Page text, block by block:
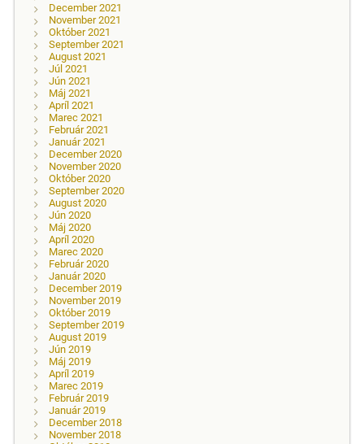
December 2021
November 2021
Október 2021
September 2021
August 2021
Júl 2021
Jún 2021
Máj 2021
Apríl 2021
Marec 2021
Február 2021
Január 2021
December 2020
November 2020
Október 2020
September 2020
August 2020
Jún 2020
Máj 2020
Apríl 2020
Marec 2020
Február 2020
Január 2020
December 2019
November 2019
Október 2019
September 2019
August 2019
Jún 2019
Máj 2019
Apríl 2019
Marec 2019
Február 2019
Január 2019
December 2018
November 2018